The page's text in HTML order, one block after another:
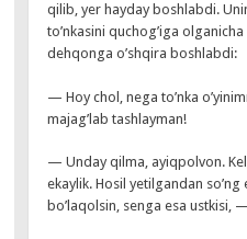
qilib, yer hayday boshlabdi.
to’nkasini quchog’iga
dehqonga o’shqira boshlabdi:
— Hoy chol, nega to’nka
majag’lab tashlayman!
— Unday qilma, ayiqpolvon.
ekaylik. Hosil yetilgandan
bo’laqolsin, senga esa ustkisi,